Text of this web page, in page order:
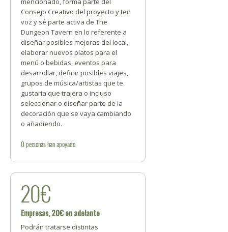
Consejo Creativo del proyecto y ten
voz y sé parte activa de The
Dungeon Tavern en lo referente a
diseñar posibles mejoras del local,
elaborar nuevos platos para el
menú o bebidas, eventos para
desarrollar, definir posibles viajes,
grupos de música/artistas que te
gustaría que trajera o incluso
seleccionar o diseñar parte de la
decoración que se vaya cambiando
o añadiendo.
0 personashan apoyado
20€
Empresas, 20€ en adelante
Podrán tratarse distintas